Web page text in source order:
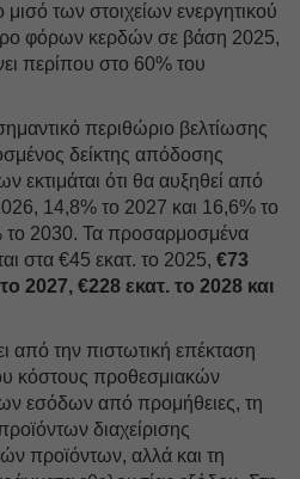
των στοιχείων ενεργητικού
φόρων κερδών σε βάση 2025,
περίπου στο 60% του
περιθώριο βελτίωσης
δείκτης απόδοσης
εκτιμάται ότι θα αυξηθεί από
14,8% το 2027 και 16,6% το
το 2030. Τα προσαρμοσμένα
στα €45 εκατ. το 2025, €73
2027, €228 εκατ. το 2028 και
από την πιστωτική επέκταση
κόστους προθεσμιακών
εσόδων από προμήθειες, τη
διαχείρισης
προϊόντων, αλλά και τη